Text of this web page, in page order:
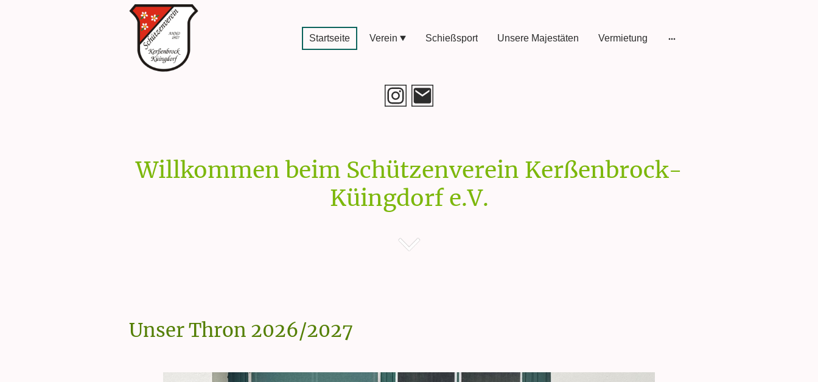
Startseite Verein Schießsport Unsere Majestäten Vermietung
Willkommen beim Schützenverein Kerßenbrock-
Küingdorf e.V.
Unser Thron 2026/2027